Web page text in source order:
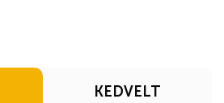
KEDVELT